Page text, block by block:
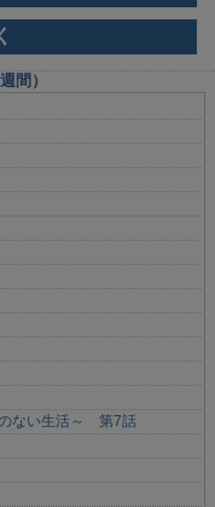
間）
のない生活～ 第7話